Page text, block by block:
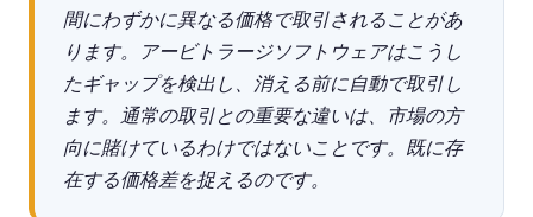
間にわずかに異なる価格で取引されることがあ
ります。アービトラージソフトウェアはこうし
たギャップを検出し、消える前に自動で取引し
ます。通常の取引との重要な違いは、市場の方
向に賭けているわけではないことです。既に存
在する価格差を捉えるのです。